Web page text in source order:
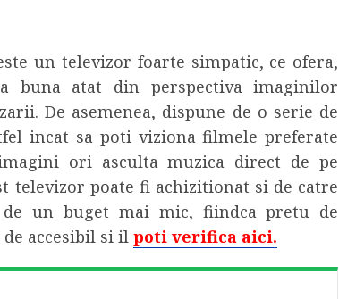
un televizor foarte simpatic, ce ofera,
buna atat din perspectiva imaginilor
De asemenea, dispune de o serie de
incat sa poti viziona filmele preferate
ori asculta muzica direct de pe
televizor poate fi achizitionat si de catre
de un buget mai mic, fiindca pretu de
de accesibil si il poti verifica aici.